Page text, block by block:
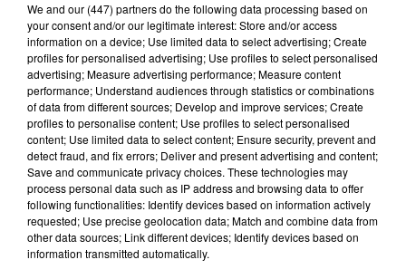
Lecture (2 min 14 sec)
100%
We and our (447) partnersdo the following data processing based on
your consent and/or our legitimate interest: Store and/or access
information on a device; Use limited data to select advertising; Create
profiles for personalised advertising; Use profiles to select personalised
advertising; Measure advertising performance; Measure content
performance; Understand audiences through statistics or combinations
of data from different sources; Develop and improve services; Create
profiles to personalise content; Use profiles to select personalised
content; Use limited data to select content; Ensure security, prevent and
detect fraud, and fix errors; Deliver and present advertising and content;
Save and communicate privacy choices. These technologies may
process personal data such as IP address and browsing data to offer
following functionalities: Identify devices based on information actively
requested; Use precise geolocation data; Match and combine data from
other data sources; Link different devices; Identify devices based on
information transmitted automatically.